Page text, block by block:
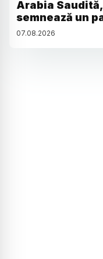
Arabia
semnează un
07.08.2026